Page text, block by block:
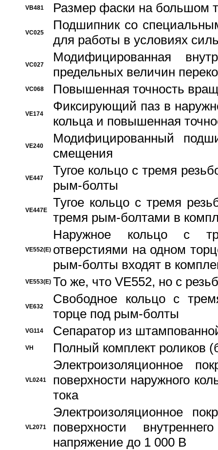
VB481 Размер фаски на большом
VC025
Подшипник со
для работы в условиях
VC027
Модифицированная
предельных величин
VC068 Повышенная точность
VE174
Фиксирующий паз в
кольца и повышенная
VE240
Модифицированный
смещения
VE447
Тугое кольцо с тремя
рым-болты
VE447E
Тугое кольцо с тремя
тремя рым-болтами в
VE552(E)
Наружное кольцо с
отверстиями на одном
рым-болты входят в
VE553(E) То же, что VE552, но с
VE632
Свободное кольцо с
торце под рым-болты
VG114 Сепаратор из
VH Полный комплект роликов
VL0241
Электроизоляционное
поверхности наружного
тока
VL2071
Электроизоляционное
поверхности
напряжение до 1 000 В